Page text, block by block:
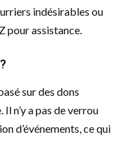
indésirables ou
pour assistance.
sur des dons
n’y a pas de verrou
d’événements, ce qui